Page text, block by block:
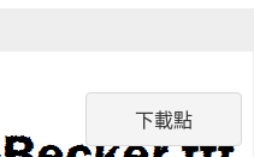
下載點